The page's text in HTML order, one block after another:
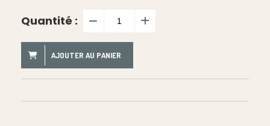
Quantité :
AJOUTER AU PANIER